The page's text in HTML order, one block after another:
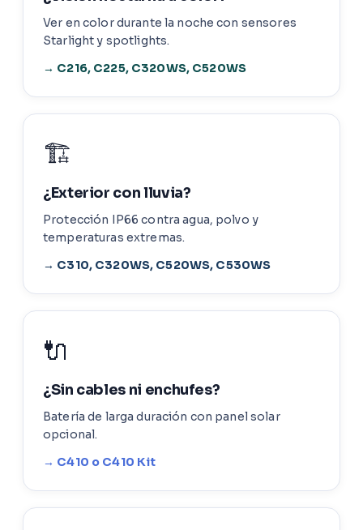
Ver en color durante la noche con sensores
Starlight y spotlights.
→ C216, C225, C320WS, C520WS
🏗️
¿Exterior con lluvia?
Protección IP66 contra agua, polvo y
temperaturas extremas.
→ C310, C320WS, C520WS, C530WS
🔌
¿Sin cables ni enchufes?
Batería de larga duración con panel solar
opcional.
→ C410 o C410 Kit